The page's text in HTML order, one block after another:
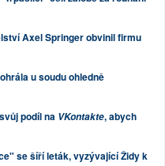
Axel Springer obvinil firmu
u soudu ohledně
podíl na VKontakte, abych
se šíří leták, vyzývající Židy k